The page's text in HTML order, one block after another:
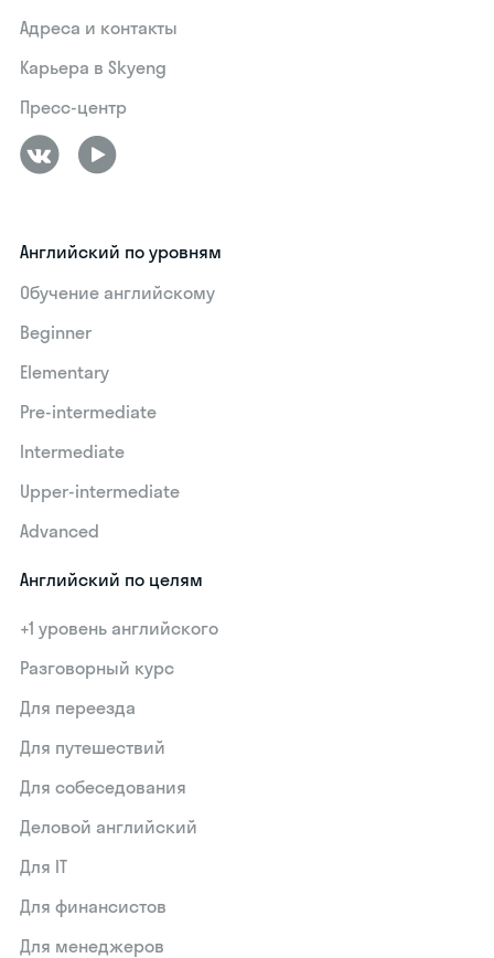
Адреса и контакты
Карьера в Skyeng
Пресс-центр
Английский по уровням
Обучение английскому
Beginner
Elementary
Pre-intermediate
Intermediate
Upper-intermediate
Advanced
Английский по целям
+1 уровень английского
Разговорный курс
Для переезда
Для путешествий
Для собеседования
Деловой английский
Для IT
Для финансистов
Для менеджеров